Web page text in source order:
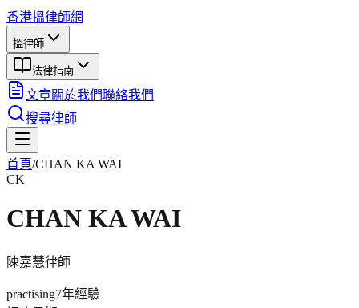
香港搵律師網
搵律師
法律指南
文章關於我們聯絡我們
搜尋律師
首頁/CHAN KA WAI
CK
CHAN KA WAI
陳嘉慧律師
practising7年經驗